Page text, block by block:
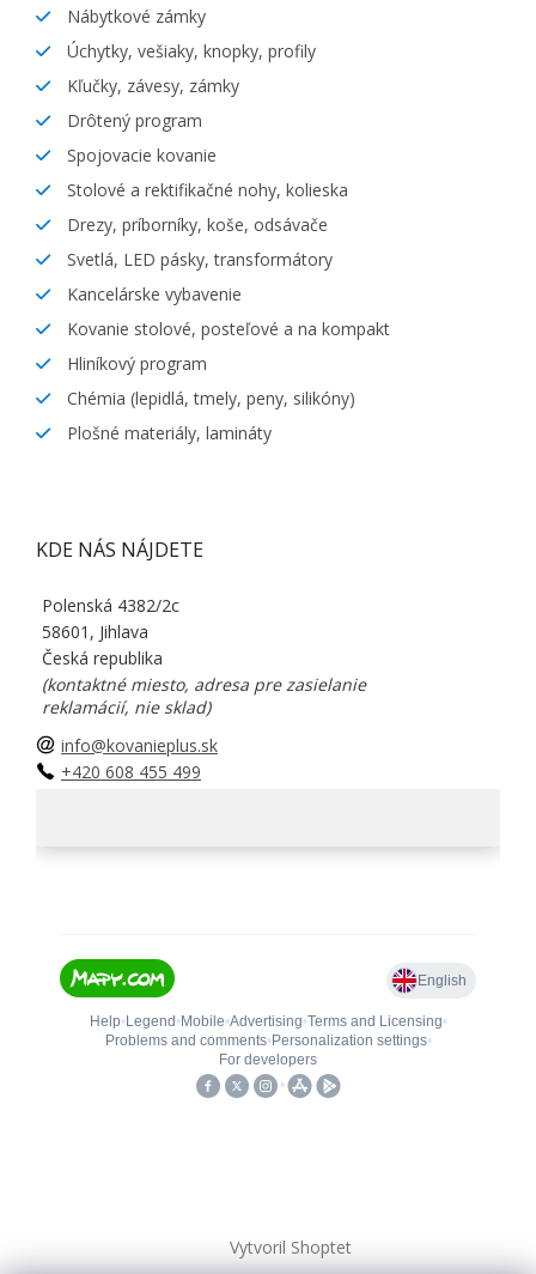
Nábytkové zámky
Úchytky, vešiaky, knopky, profily
Kľučky, závesy, zámky
Drôtený program
Spojovacie kovanie
Stolové a rektifikačné nohy, kolieska
Drezy, príborníky, koše, odsávače
Svetlá, LED pásky, transformátory
Kancelárske vybavenie
Kovanie stolové, posteľové a na kompakt
Hliníkový program
Chémia (lepidlá, tmely, peny, silikóny)
Plošné materiály, lamináty
KDE NÁS NÁJDETE
Polenská 4382/2c
58601, Jihlava
Česká republika
(kontaktné miesto, adresa pre zasielanie
reklamácií, nie sklad)
info@kovanieplus.sk
+420 608 455 499
Vytvoril Shoptet